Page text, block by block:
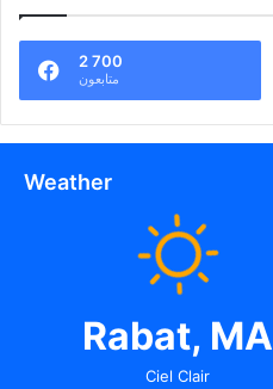
2 700
متابعون
Weather
Rabat, MA
Ciel Clair